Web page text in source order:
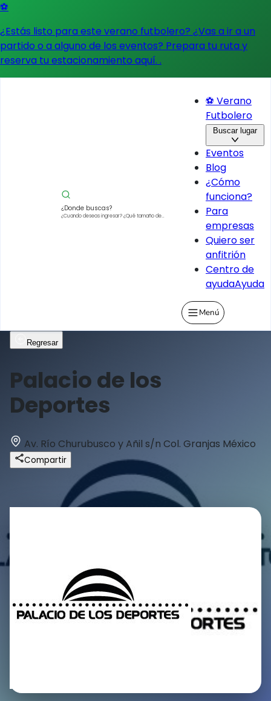
⚽
¿Estás listo para este verano futbolero? ¿Vas a ir a un
partido o a alguno de los eventos? Prepara tu ruta y
reserva tu estacionamiento aquí. .
¿Donde buscas?
¿Cuando deseas ingresar?¿Qué tamaño de
⚽ Verano
Futbolero
Buscar lugar
Eventos
Blog
¿Cómo
funciona?
Para
empresas
Quiero ser
anfitrión
Centro de
ayudaAyuda
Menú
Regresar
Palacio de los
Deportes
Av. Río Churubusco y Añil s/n Col. Granjas México
Compartir